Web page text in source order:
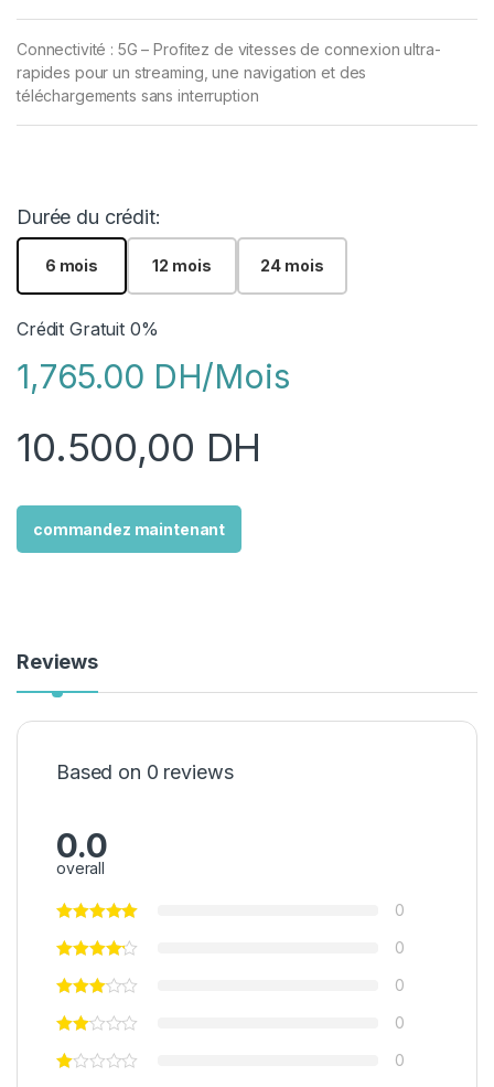
Connectivité : 5G – Profitez de vitesses de connexion ultra-
rapides pour un streaming, une navigation et des
téléchargements sans interruption
Durée du crédit:
6 mois 12 mois 24 mois
Crédit Gratuit 0%
1,765.00 DH/Mois
10.500,00 DH
commandez maintenant
Reviews
Based on 0 reviews
0.0
overall
0
0
0
0
0